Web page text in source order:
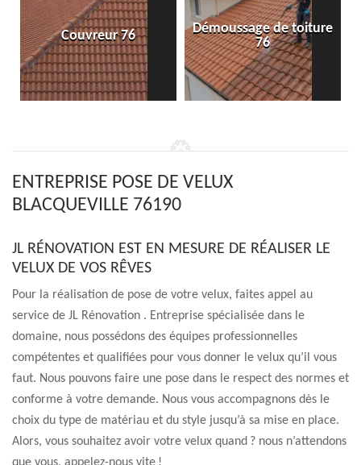
76
Démoussage de toiture
76
Etanchéité toiture
ENTREPRISE POSE DE VELUX
BLACQUEVILLE 76190
JL RÉNOVATION EST EN MESURE DE RÉALISER LE
VELUX DE VOS RÊVES
Pour la réalisation de pose de votre velux, faites appel au
service de JL Rénovation . Entreprise spécialisée dans le
domaine, nous possédons des équipes professionnelles
compétentes et qualifiées pour vous donner le velux qu’il vous
faut. Nous pouvons faire une pose dans le respect des normes et
conforme à votre demande. Nous vous accompagnons dès le
choix du type de matériau et du style jusqu’à sa mise en place.
Alors, vous souhaitez avoir votre velux quand ? nous n’attendons